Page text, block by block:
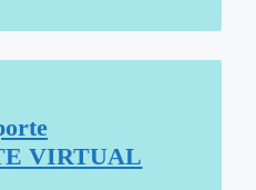
VIRTUAL